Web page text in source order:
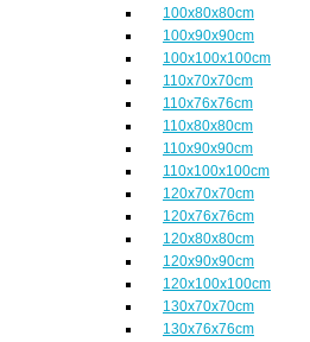
100x80x80cm
100x90x90cm
100x100x100cm
110x70x70cm
110x76x76cm
110x80x80cm
110x90x90cm
110x100x100cm
120x70x70cm
120x76x76cm
120x80x80cm
120x90x90cm
120x100x100cm
130x70x70cm
130x76x76cm